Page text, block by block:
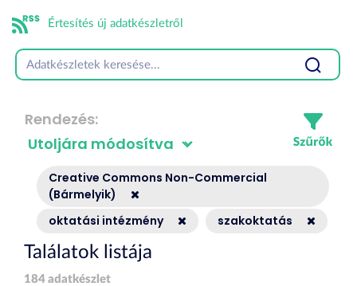
Értesítés új adatkészletről
Rendezés
Creative Commons Non-Commercial
(Bármelyik)
oktatási intézmény
szakoktatás
Találatok listája
184 adatkészlet